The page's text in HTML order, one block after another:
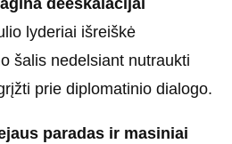
deeskalacijai
lyderiai išreiškė
šalis nedelsiant nutraukti
prie diplomatinio dialogo.
paradas ir masiniai